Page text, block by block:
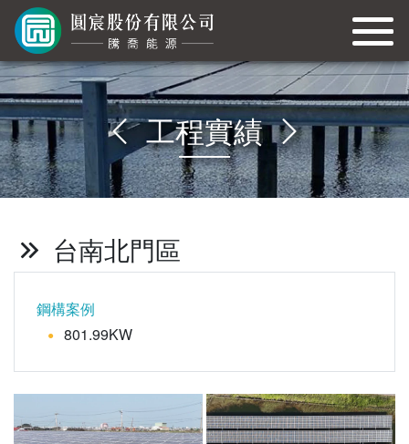
工程實績
台南北門區
鋼構案例
● 801.99KW